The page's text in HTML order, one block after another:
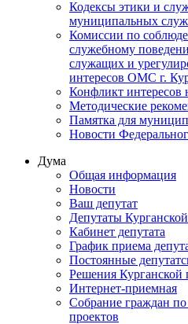
Кодексы этики и
муниципальных
Комиссии по
служебному
служащих и
интересов ОМС г.
Конфликт интересов
Методические
Памятка для
Новости
Дума
Общая информация
Новости
Ваш депутат
Депутаты
Кабинет депутата
График приема
Постоянные
Решения Курганской
Интернет-приемная
Собрание граждан
проектов